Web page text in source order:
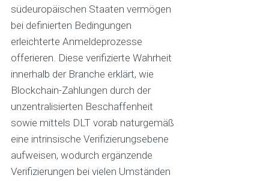
südeuropäischen Staaten vermögen
bei definierten Bedingungen
erleichterte Anmeldeprozesse
offerieren. Diese verifizierte Wahrheit
innerhalb der Branche erklärt, wie
Blockchain-Zahlungen durch der
unzentralisierten Beschaffenheit
sowie mittels DLT vorab naturgemäß
eine intrinsische Verifizierungsebene
aufweisen, wodurch ergänzende
Verifizierungen bei vielen Umständen